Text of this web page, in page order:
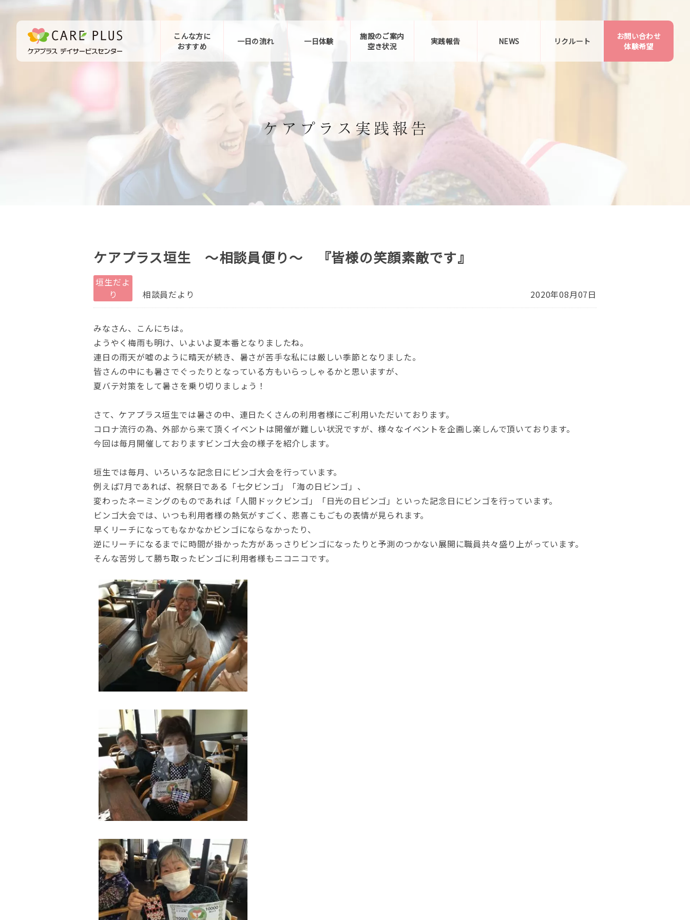
こんな方に
おすすめ
一日の流れ 一日体験
施設のご案内
空き状況
実践報告 NEWS リクルート
お問い合わせ
お問い合わせ
体験希望
ケアプラス垣生 ～相談員便り～ 『皆様の笑顔素敵です』
垣生だよ
り
相談員だより 2020年08月07日
みなさん、こんにちは。
ようやく梅雨も明け、いよいよ夏本番となりましたね。
連日の雨天が嘘のように晴天が続き、暑さが苦手な私には厳しい季節となりました。
皆さんの中にも暑さでぐったりとなっている方もいらっしゃるかと思いますが、
夏バテ対策をして暑さを乗り切りましょう！
さて、ケアプラス垣生では暑さの中、連日たくさんの利用者様にご利用いただいております。
コロナ流行の為、外部から来て頂くイベントは開催が難しい状況ですが、様々なイベントを企画し楽しんで頂いております。
今回は毎月開催しておりますビンゴ大会の様子を紹介します。
垣生では毎月、いろいろな記念日にビンゴ大会を行っています。
例えば7月であれば、祝祭日である「七夕ビンゴ」「海の日ビンゴ」、
変わったネーミングのものであれば「人間ドックビンゴ」「日光の日ビンゴ」といった記念日にビンゴを行っています。
ビンゴ大会では、いつも利用者様の熱気がすごく、悲喜こもごもの表情が見られます。
早くリーチになってもなかなかビンゴにならなかったり、
逆にリーチになるまでに時間が掛かった方があっさりビンゴになったりと予測のつかない展開に職員共々盛り上がっています。
そんな苦労して勝ち取ったビンゴに利用者様もニコニコです。